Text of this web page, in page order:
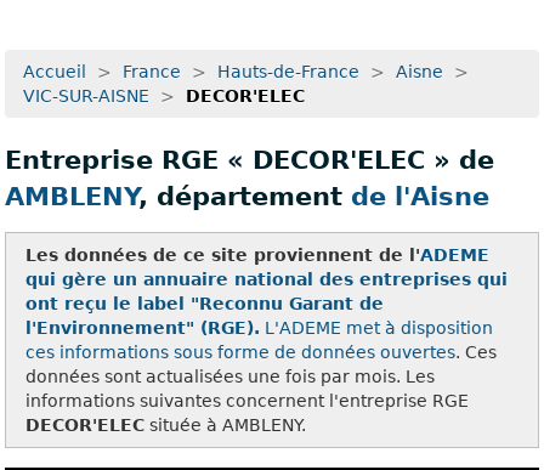
Accueil > France > Hauts-de-France > Aisne
>
VIC-SUR-AISNE
> DECOR'ELEC
Entreprise RGE « DECOR'ELEC » de
AMBLENY, département de l'Aisne
Les données de ce site proviennent de l'ADEME
qui gère un annuaire national des entreprises qui
ont reçu le label "Reconnu Garant de
l'Environnement" (RGE). L'ADEME met à disposition
ces informations sous forme de données ouvertes. Ces
données sont actualisées une fois par mois. Les
informations suivantes concernent l'entreprise RGE
DECOR'ELEC située à AMBLENY.